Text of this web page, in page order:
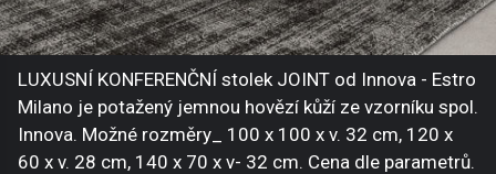
LUXUSNÍ KONFERENČNÍ stolek JOINT od Innova - Estro
Milano je potažený jemnou hovězí kůží ze vzorníku spol.
Innova. Možné rozměry_ 100 x 100 x v. 32 cm, 120 x
60 x v. 28 cm, 140 x 70 x v- 32 cm. Cena dle parametrů.